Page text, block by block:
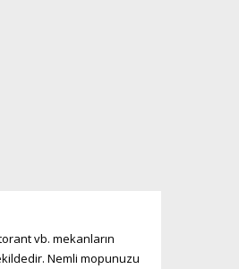
vb. mekanların
Nemli mopunuzu